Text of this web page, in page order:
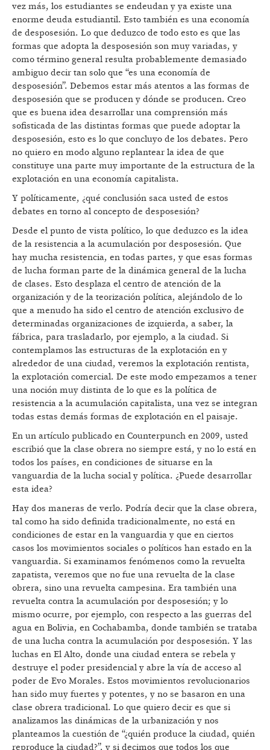
vez más, los estudiantes se endeudan y ya existe una
enorme deuda estudiantil. Esto también es una economía
de desposesión. Lo que deduzco de todo esto es que las
formas que adopta la desposesión son muy variadas, y
como término general resulta probablemente demasiado
ambiguo decir tan solo que “es una economía de
desposesión”. Debemos estar más atentos a las formas de
desposesión que se producen y dónde se producen. Creo
que es buena idea desarrollar una comprensión más
sofisticada de las distintas formas que puede adoptar la
desposesión, esto es lo que concluyo de los debates. Pero
no quiero en modo alguno replantear la idea de que
constituye una parte muy importante de la estructura de la
explotación en una economía capitalista.
Y políticamente, ¿qué conclusión saca usted de estos
debates en torno al concepto de desposesión?
Desde el punto de vista político, lo que deduzco es la idea
de la resistencia a la acumulación por desposesión. Que
hay mucha resistencia, en todas partes, y que esas formas
de lucha forman parte de la dinámica general de la lucha
de clases. Esto desplaza el centro de atención de la
organización y de la teorización política, alejándolo de lo
que a menudo ha sido el centro de atención exclusivo de
determinadas organizaciones de izquierda, a saber, la
fábrica, para trasladarlo, por ejemplo, a la ciudad. Si
contemplamos las estructuras de la explotación en y
alrededor de una ciudad, veremos la explotación rentista,
la explotación comercial. De este modo empezamos a tener
una noción muy distinta de lo que es la política de
resistencia a la acumulación capitalista, una vez se integran
todas estas demás formas de explotación en el paisaje.
En un artículo publicado en Counterpunch en 2009, usted
escribió que la clase obrera no siempre está, y no lo está en
todos los países, en condiciones de situarse en la
vanguardia de la lucha social y política. ¿Puede desarrollar
esta idea?
Hay dos maneras de verlo. Podría decir que la clase obrera,
tal como ha sido definida tradicionalmente, no está en
condiciones de estar en la vanguardia y que en ciertos
casos los movimientos sociales o políticos han estado en la
vanguardia. Si examinamos fenómenos como la revuelta
zapatista, veremos que no fue una revuelta de la clase
obrera, sino una revuelta campesina. Era también una
revuelta contra la acumulación por desposesión; y lo
mismo ocurre, por ejemplo, con respecto a las guerras del
agua en Bolivia, en Cochabamba, donde también se trataba
de una lucha contra la acumulación por desposesión. Y las
luchas en El Alto, donde una ciudad entera se rebela y
destruye el poder presidencial y abre la vía de acceso al
poder de Evo Morales. Estos movimientos revolucionarios
han sido muy fuertes y potentes, y no se basaron en una
clase obrera tradicional. Lo que quiero decir es que si
analizamos las dinámicas de la urbanización y nos
planteamos la cuestión de “¿quién produce la ciudad, quién
reproduce la ciudad?”, y si decimos que todos los que